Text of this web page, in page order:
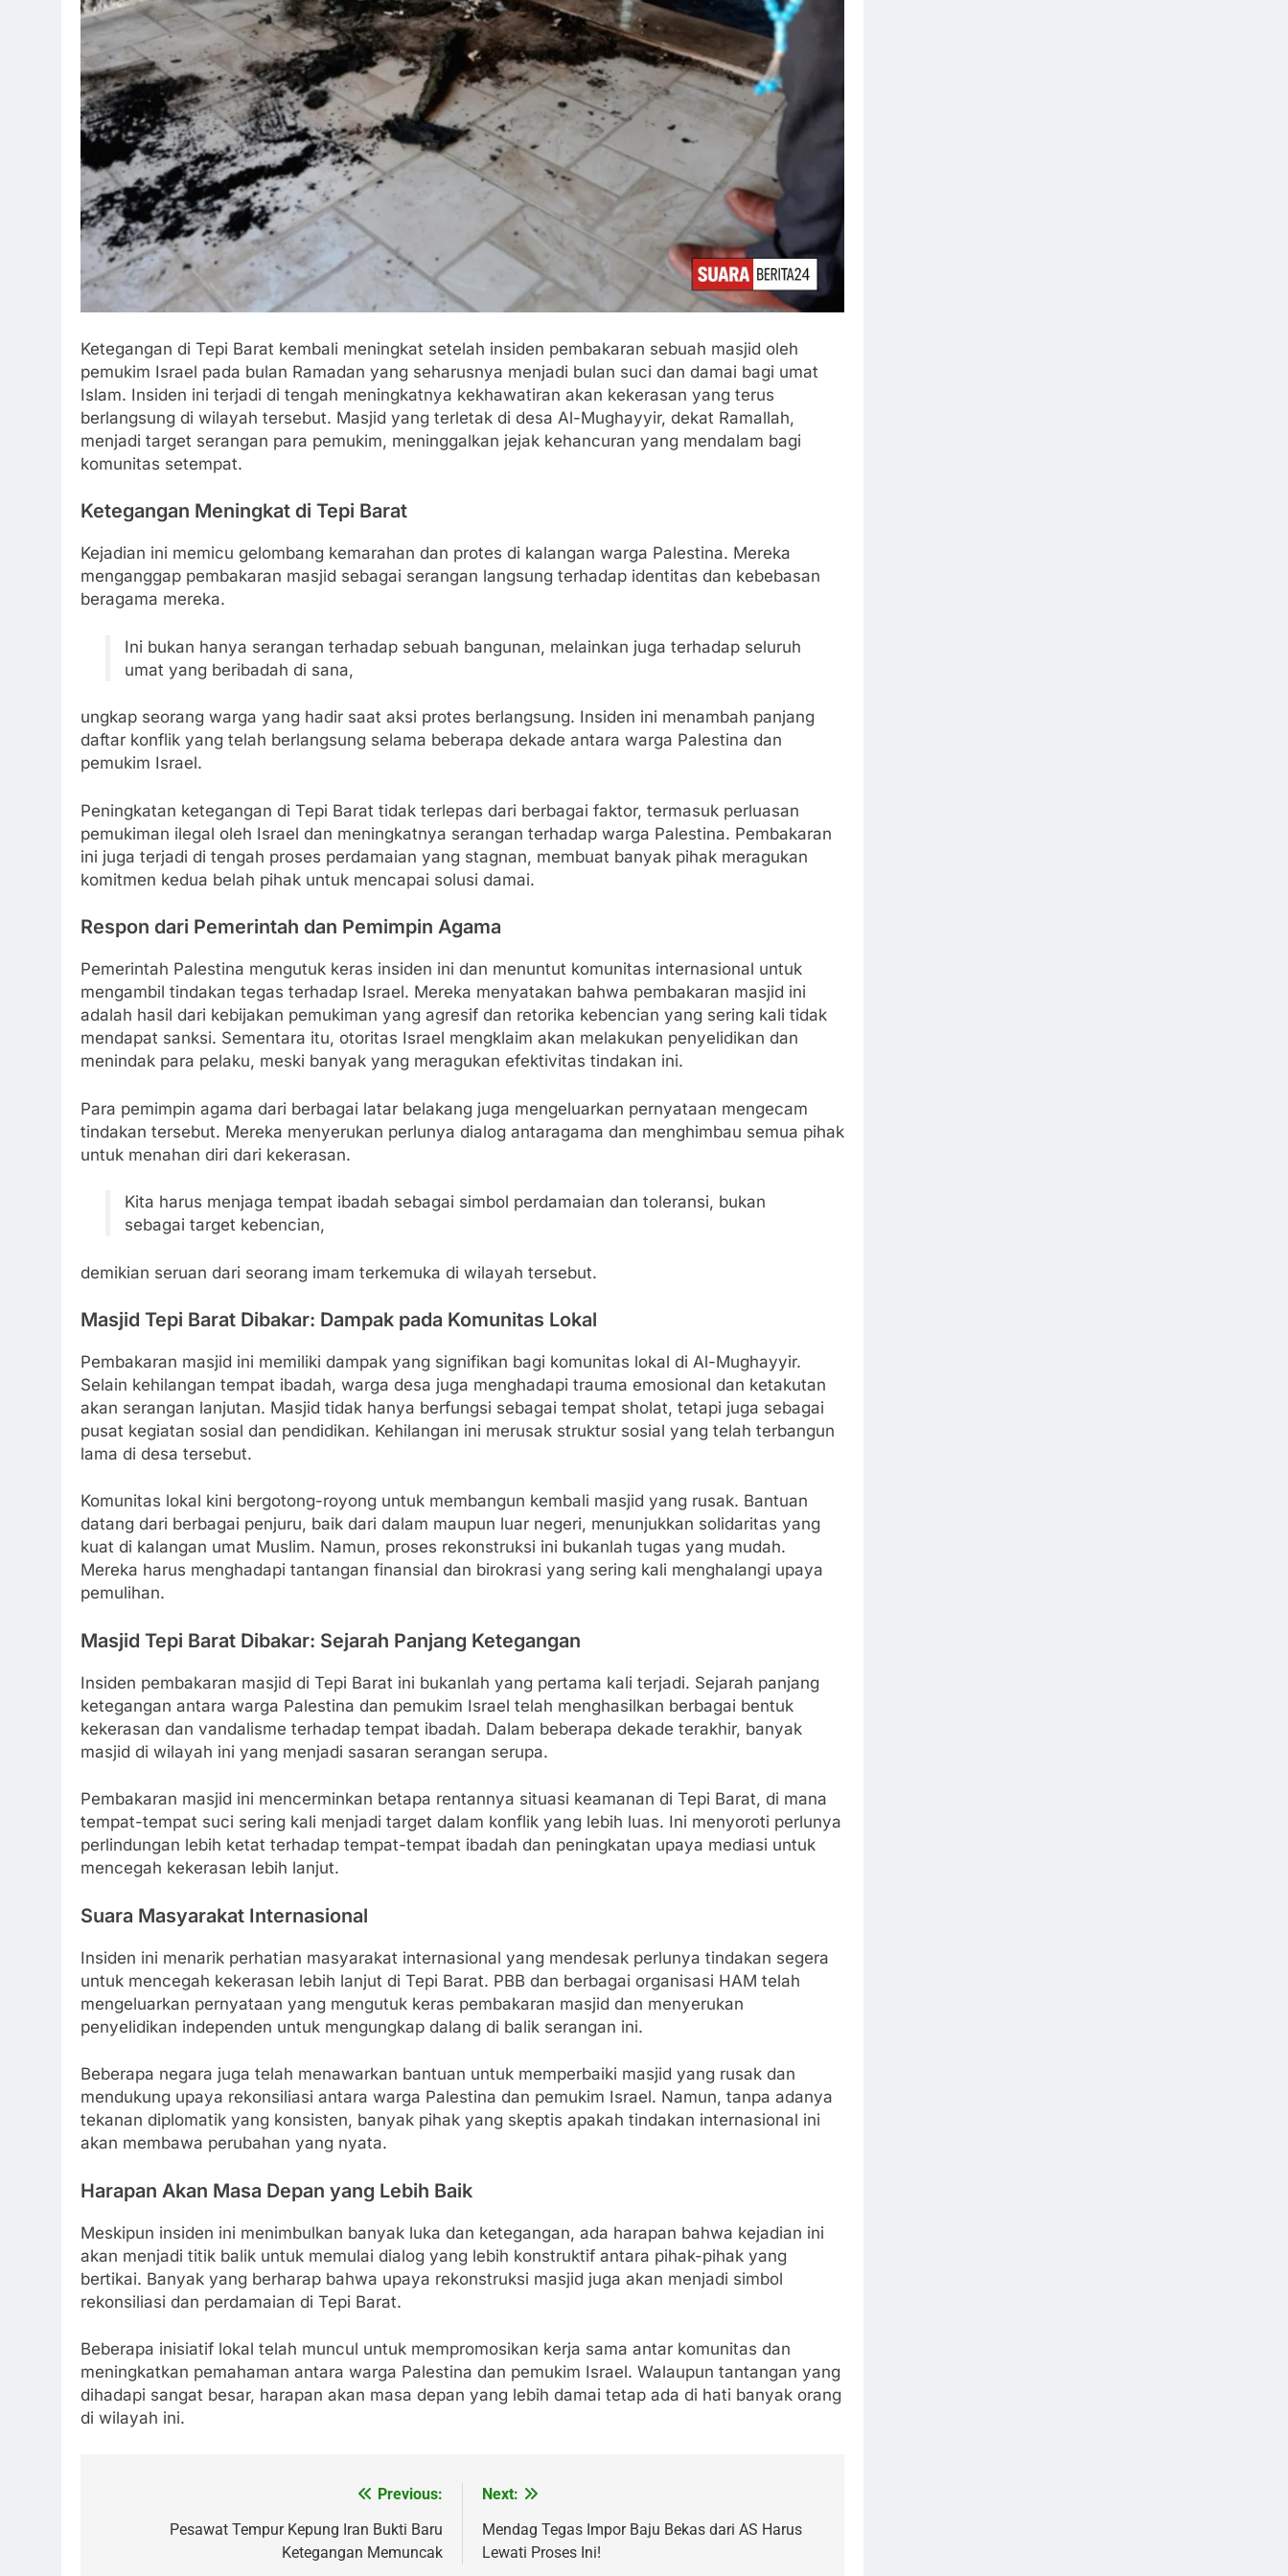
Ketegangan di Tepi Barat kembali meningkat setelah insiden pembakaran sebuah masjid oleh
pemukim Israel pada bulan Ramadan yang seharusnya menjadi bulan suci dan damai bagi umat
Islam. Insiden ini terjadi di tengah meningkatnya kekhawatiran akan kekerasan yang terus
berlangsung di wilayah tersebut. Masjid yang terletak di desa Al-Mughayyir, dekat Ramallah,
menjadi target serangan para pemukim, meninggalkan jejak kehancuran yang mendalam bagi
komunitas setempat.
Ketegangan Meningkat di Tepi Barat
Kejadian ini memicu gelombang kemarahan dan protes di kalangan warga Palestina. Mereka
menganggap pembakaran masjid sebagai serangan langsung terhadap identitas dan kebebasan
beragama mereka.
Ini bukan hanya serangan terhadap sebuah bangunan, melainkan juga terhadap seluruh
umat yang beribadah di sana,
ungkap seorang warga yang hadir saat aksi protes berlangsung. Insiden ini menambah panjang
daftar konflik yang telah berlangsung selama beberapa dekade antara warga Palestina dan
pemukim Israel.
Peningkatan ketegangan di Tepi Barat tidak terlepas dari berbagai faktor, termasuk perluasan
pemukiman ilegal oleh Israel dan meningkatnya serangan terhadap warga Palestina. Pembakaran
ini juga terjadi di tengah proses perdamaian yang stagnan, membuat banyak pihak meragukan
komitmen kedua belah pihak untuk mencapai solusi damai.
Respon dari Pemerintah dan Pemimpin Agama
Pemerintah Palestina mengutuk keras insiden ini dan menuntut komunitas internasional untuk
mengambil tindakan tegas terhadap Israel. Mereka menyatakan bahwa pembakaran masjid ini
adalah hasil dari kebijakan pemukiman yang agresif dan retorika kebencian yang sering kali tidak
mendapat sanksi. Sementara itu, otoritas Israel mengklaim akan melakukan penyelidikan dan
menindak para pelaku, meski banyak yang meragukan efektivitas tindakan ini.
Para pemimpin agama dari berbagai latar belakang juga mengeluarkan pernyataan mengecam
tindakan tersebut. Mereka menyerukan perlunya dialog antaragama dan menghimbau semua pihak
untuk menahan diri dari kekerasan.
Kita harus menjaga tempat ibadah sebagai simbol perdamaian dan toleransi, bukan
sebagai target kebencian,
demikian seruan dari seorang imam terkemuka di wilayah tersebut.
Masjid Tepi Barat Dibakar: Dampak pada Komunitas Lokal
Pembakaran masjid ini memiliki dampak yang signifikan bagi komunitas lokal di Al-Mughayyir.
Selain kehilangan tempat ibadah, warga desa juga menghadapi trauma emosional dan ketakutan
akan serangan lanjutan. Masjid tidak hanya berfungsi sebagai tempat sholat, tetapi juga sebagai
pusat kegiatan sosial dan pendidikan. Kehilangan ini merusak struktur sosial yang telah terbangun
lama di desa tersebut.
Komunitas lokal kini bergotong-royong untuk membangun kembali masjid yang rusak. Bantuan
datang dari berbagai penjuru, baik dari dalam maupun luar negeri, menunjukkan solidaritas yang
kuat di kalangan umat Muslim. Namun, proses rekonstruksi ini bukanlah tugas yang mudah.
Mereka harus menghadapi tantangan finansial dan birokrasi yang sering kali menghalangi upaya
pemulihan.
Masjid Tepi Barat Dibakar: Sejarah Panjang Ketegangan
Insiden pembakaran masjid di Tepi Barat ini bukanlah yang pertama kali terjadi. Sejarah panjang
ketegangan antara warga Palestina dan pemukim Israel telah menghasilkan berbagai bentuk
kekerasan dan vandalisme terhadap tempat ibadah. Dalam beberapa dekade terakhir, banyak
masjid di wilayah ini yang menjadi sasaran serangan serupa.
Pembakaran masjid ini mencerminkan betapa rentannya situasi keamanan di Tepi Barat, di mana
tempat-tempat suci sering kali menjadi target dalam konflik yang lebih luas. Ini menyoroti perlunya
perlindungan lebih ketat terhadap tempat-tempat ibadah dan peningkatan upaya mediasi untuk
mencegah kekerasan lebih lanjut.
Suara Masyarakat Internasional
Insiden ini menarik perhatian masyarakat internasional yang mendesak perlunya tindakan segera
untuk mencegah kekerasan lebih lanjut di Tepi Barat. PBB dan berbagai organisasi HAM telah
mengeluarkan pernyataan yang mengutuk keras pembakaran masjid dan menyerukan
penyelidikan independen untuk mengungkap dalang di balik serangan ini.
Beberapa negara juga telah menawarkan bantuan untuk memperbaiki masjid yang rusak dan
mendukung upaya rekonsiliasi antara warga Palestina dan pemukim Israel. Namun, tanpa adanya
tekanan diplomatik yang konsisten, banyak pihak yang skeptis apakah tindakan internasional ini
akan membawa perubahan yang nyata.
Harapan Akan Masa Depan yang Lebih Baik
Meskipun insiden ini menimbulkan banyak luka dan ketegangan, ada harapan bahwa kejadian ini
akan menjadi titik balik untuk memulai dialog yang lebih konstruktif antara pihak-pihak yang
bertikai. Banyak yang berharap bahwa upaya rekonstruksi masjid juga akan menjadi simbol
rekonsiliasi dan perdamaian di Tepi Barat.
Beberapa inisiatif lokal telah muncul untuk mempromosikan kerja sama antar komunitas dan
meningkatkan pemahaman antara warga Palestina dan pemukim Israel. Walaupun tantangan yang
dihadapi sangat besar, harapan akan masa depan yang lebih damai tetap ada di hati banyak orang
di wilayah ini.
navigation
Previous:
Pesawat Tempur Kepung Iran Bukti Baru
Ketegangan Memuncak
Next:
Mendag Tegas Impor Baju Bekas dari AS Harus
Lewati Proses Ini!